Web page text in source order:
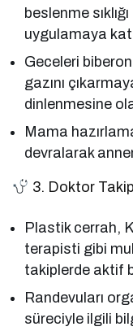
beslenme
uygulamaya
Geceleri
gazını
dinlenmesine
Mama
devralarak
3. Doktor
Plastik cerrah,
terapisti gibi
takiplerde aktif
Randevuları
süreciyle ilgili